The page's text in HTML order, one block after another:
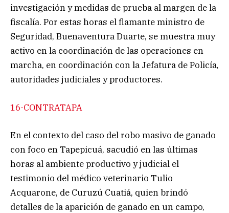
investigación y medidas de prueba al margen de la
fiscalía. Por estas horas el flamante ministro de
Seguridad, Buenaventura Duarte, se muestra muy
activo en la coordinación de las operaciones en
marcha, en coordinación con la Jefatura de Policía,
autoridades judiciales y productores.
16-CONTRATAPA
En el contexto del caso del robo masivo de ganado
con foco en Tapepicuá, sacudió en las últimas
horas al ambiente productivo y judicial el
testimonio del médico veterinario Tulio
Acquarone, de Curuzú Cuatiá, quien brindó
detalles de la aparición de ganado en un campo,